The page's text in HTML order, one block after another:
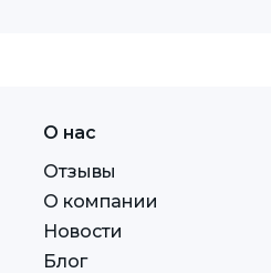
О нас
Отзывы
О компании
Новости
Блог